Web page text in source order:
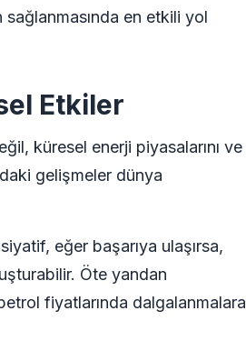
en etkili yol
Etkiler
küresel enerji piyasalarını ve
gelişmeler dünya
eğer başarıya ulaşırsa,
Öte yandan
fiyatlarında dalgalanmalara